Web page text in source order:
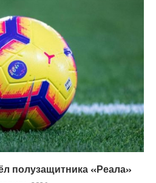
полузащитника «Реала»